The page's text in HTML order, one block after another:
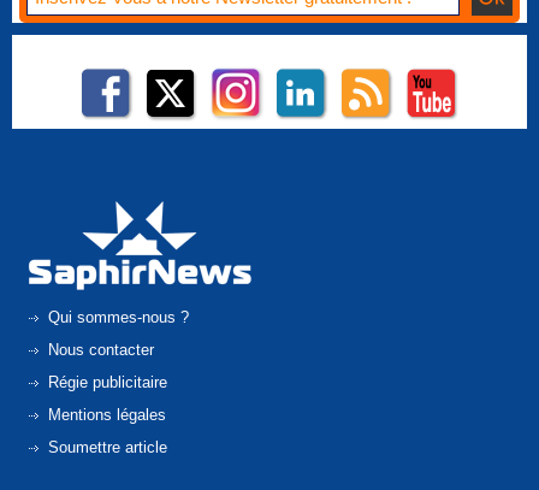
Qui sommes-nous ?
Nous contacter
Régie publicitaire
Mentions légales
Soumettre article